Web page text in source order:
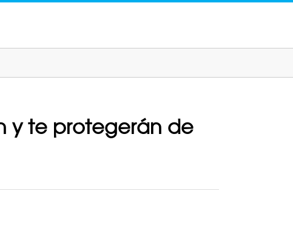
y te protegerán de